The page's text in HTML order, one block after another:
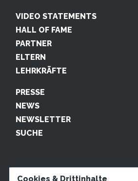
VIDEO STATEMENTS
HALL OF FAME
PARTNER
ELTERN
LEHRKRÄFTE
PRESSE
NEWS
NEWSLETTER
SUCHE
Cookies & Drittinhalte